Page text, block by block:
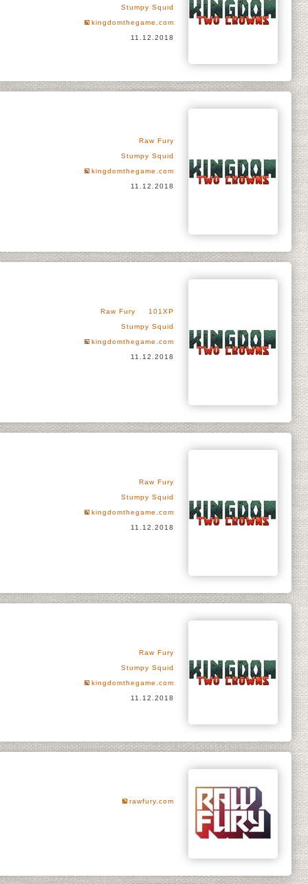
Stumpy Squid
kingdomthegame.com
11.12.2018
Raw Fury
Stumpy Squid
kingdomthegame.com
11.12.2018
Raw Fury
101XP
Stumpy Squid
kingdomthegame.com
11.12.2018
Raw Fury
Stumpy Squid
kingdomthegame.com
11.12.2018
Raw Fury
Stumpy Squid
kingdomthegame.com
11.12.2018
rawfury.com